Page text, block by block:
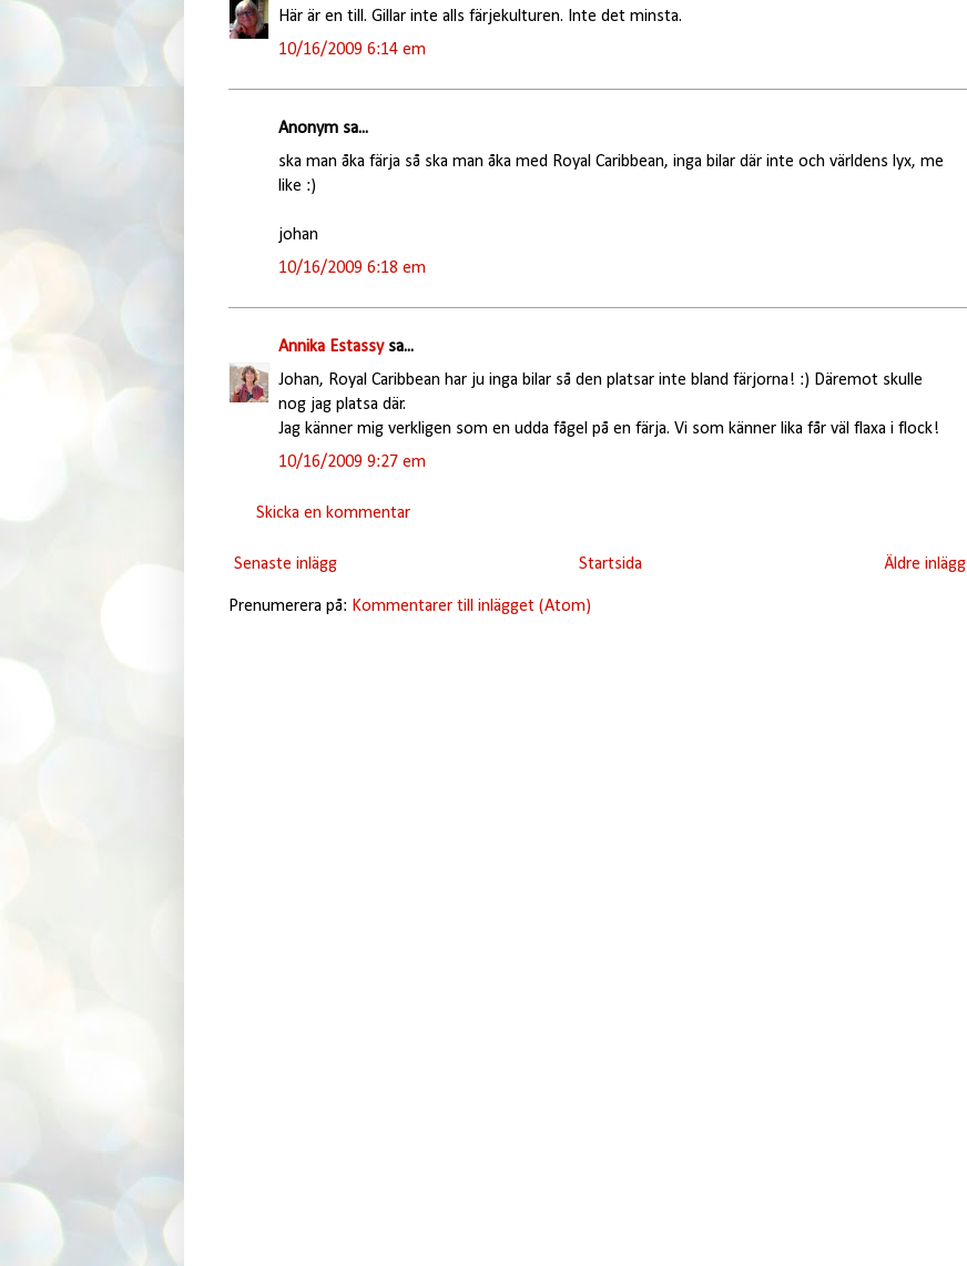
Här är en till. Gillar inte alls färjekulturen. Inte det minsta.
10/16/2009 6:14 em
Anonym sa...
ska man åka färja så ska man åka med Royal Caribbean, inga bilar där inte och världens lyx, me
like :)
johan
10/16/2009 6:18 em
Annika Estassysa...
Johan, Royal Caribbean har ju inga bilar så den platsar inte bland färjorna! :) Däremot skulle
nog jag platsa där.
Jag känner mig verkligen som en udda fågel på en färja. Vi som känner lika får väl flaxa i flock!
10/16/2009 9:27 em
Skicka en kommentar
Senaste inlägg Äldre inlägg
Startsida
Prenumerera på: Kommentarer till inlägget (Atom)